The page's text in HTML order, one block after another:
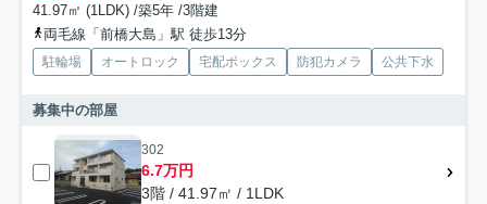
41.97㎡ (1LDK) /築5年 /3階建
両毛線「前橋大島」駅 徒歩13分
駐輪場 オートロック 宅配ボックス 防犯カメラ 公共下水
募集中の部屋
302
6.7万円
3階 / 41.97㎡ / 1LDK